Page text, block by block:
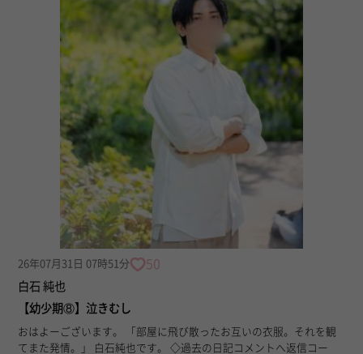
26年07月31日 07時51分 50
白石 純也
【幼少期⑧】泣きむし
おはよーございます。 「部屋に飛び散ったお互いの衣服。それを観
てまた発情。」 白石純也です。 ◇過去の日記コメントへ返信コー